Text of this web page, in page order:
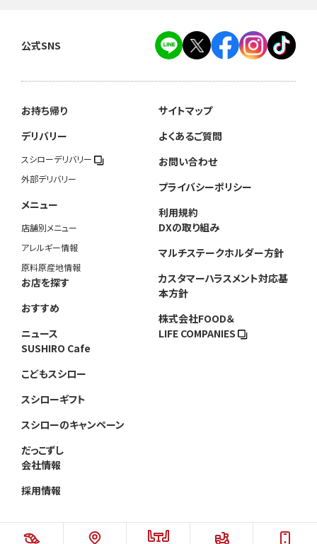
公式SNS
お持ち帰り
デリバリー
スシローデリバリー
外部デリバリー
メニュー
店舗別メニュー
アレルギー情報
原料原産地情報
お店を探す
おすすめ
ニュース
SUSHIRO Cafe
こどもスシロー
スシローギフト
スシローのキャンペーン
だっこずし
会社情報
採用情報
サイトマップ
よくあるご質問
お問い合わせ
プライバシーポリシー
利用規約
DXの取り組み
マルチステークホルダー方針
カスタマーハラスメント対応基
本方針
株式会社FOOD＆
LIFE COMPANIES